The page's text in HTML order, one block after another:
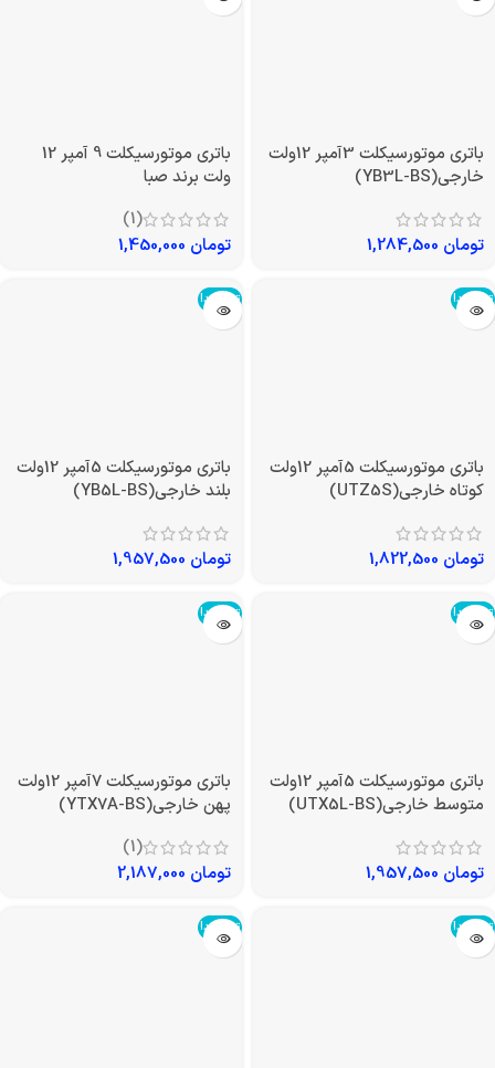
باتری موتورسیکلت 3آمپر 12ولت
خارجی(YB3L-BS)
تومان
باتری موتورسیکلت 9 آمپر 12
ولت برند صبا
(1)
تومان
تمام شد!
باتری موتورسیکلت 5آمپر 12ولت
کوتاه خارجی(UTZ5S)
تومان
تمام شد!
باتری موتورسیکلت 5آمپر 12ولت
بلند خارجی(YB5L-BS)
تومان
تمام شد!
باتری موتورسیکلت 5آمپر 12ولت
متوسط خارجی(UTX5L-BS)
تومان
تمام شد!
باتری موتورسیکلت 7آمپر 12ولت
پهن خارجی(YTX7A-BS)
(1)
تومان
تمام شد! تمام شد!